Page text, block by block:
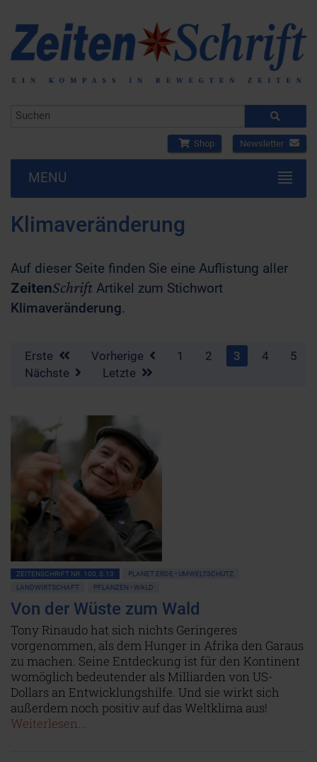
Shop Newsletter
MENU
Klimaveränderung
Auf dieser Seite finden Sie eine Auflistung aller
ZeitenSchrift Artikel zum Stichwort
Klimaveränderung.
Erste Vorherige 1 2 3 4
5
Nächste
Letzte
ZEITENSCHRIFT NR. 100, S.13
PLANET ERDE • UMWELTSCHUTZ
LANDWIRTSCHAFT
PFLANZEN • WALD
Von der Wüste zum Wald
Tony Rinaudo hat sich nichts Geringeres
vorgenommen, als dem Hunger in Afrika den Garaus
zu machen. Seine Entdeckung ist für den Kontinent
womöglich bedeutender als Milliarden von US-
Dollars an Entwicklungshilfe. Und sie wirkt sich
außerdem noch positiv auf das Weltklima aus!
Weiterlesen...